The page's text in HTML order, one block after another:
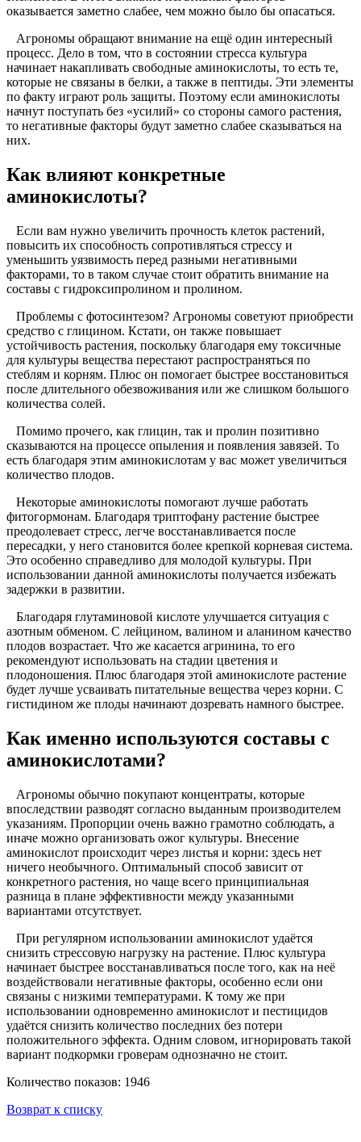
оказывается заметно слабее, чем можно было бы опасаться.
Агрономы обращают внимание на ещё один интересный
процесс. Дело в том, что в состоянии стресса культура
начинает накапливать свободные аминокислоты, то есть те,
которые не связаны в белки, а также в пептиды. Эти элементы
по факту играют роль защиты. Поэтому если аминокислоты
начнут поступать без «усилий» со стороны самого растения,
то негативные факторы будут заметно слабее сказываться на
них.
Как влияют конкретные
аминокислоты?
Если вам нужно увеличить прочность клеток растений,
повысить их способность сопротивляться стрессу и
уменьшить уязвимость перед разными негативными
факторами, то в таком случае стоит обратить внимание на
составы с гидроксипролином и пролином.
Проблемы с фотосинтезом? Агрономы советуют приобрести
средство с глицином. Кстати, он также повышает
устойчивость растения, поскольку благодаря ему токсичные
для культуры вещества перестают распространяться по
стеблям и корням. Плюс он помогает быстрее восстановиться
после длительного обезвоживания или же слишком большого
количества солей.
Помимо прочего, как глицин, так и пролин позитивно
сказываются на процессе опыления и появления завязей. То
есть благодаря этим аминокислотам у вас может увеличиться
количество плодов.
Некоторые аминокислоты помогают лучше работать
фитогормонам. Благодаря триптофану растение быстрее
преодолевает стресс, легче восстанавливается после
пересадки, у него становится более крепкой корневая система.
Это особенно справедливо для молодой культуры. При
использовании данной аминокислоты получается избежать
задержки в развитии.
Благодаря глутаминовой кислоте улучшается ситуация с
азотным обменом. С лейцином, валином и аланином качество
плодов возрастает. Что же касается агринина, то его
рекомендуют использовать на стадии цветения и
плодоношения. Плюс благодаря этой аминокислоте растение
будет лучше усваивать питательные вещества через корни. С
гистидином же плоды начинают дозревать намного быстрее.
Как именно используются составы с
аминокислотами?
Агрономы обычно покупают концентраты, которые
впоследствии разводят согласно выданным производителем
указаниям. Пропорции очень важно грамотно соблюдать, а
иначе можно организовать ожог культуры. Внесение
аминокислот происходит через листья и корни: здесь нет
ничего необычного. Оптимальный способ зависит от
конкретного растения, но чаще всего принципиальная
разница в плане эффективности между указанными
вариантами отсутствует.
При регулярном использовании аминокислот удаётся
снизить стрессовую нагрузку на растение. Плюс культура
начинает быстрее восстанавливаться после того, как на неё
воздействовали негативные факторы, особенно если они
связаны с низкими температурами. К тому же при
использовании одновременно аминокислот и пестицидов
удаётся снизить количество последних без потери
положительного эффекта. Одним словом, игнорировать такой
вариант подкормки гроверам однозначно не стоит.
Количество показов: 1946
Возврат к списку